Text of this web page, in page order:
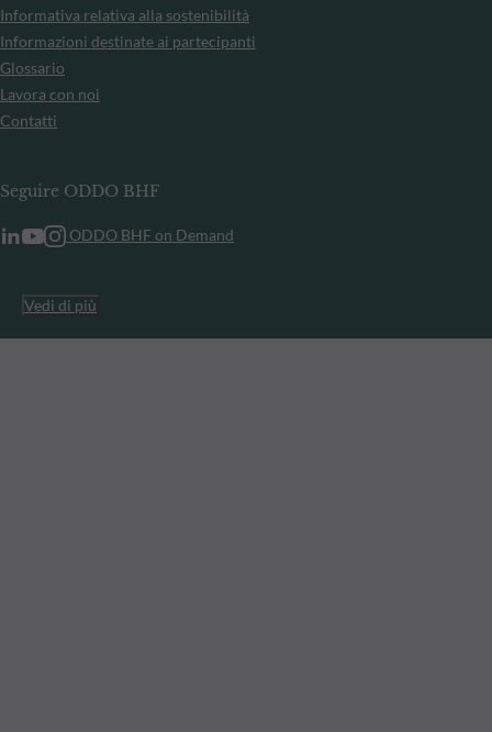
Informativa relativa alla sostenibilità
Informazioni destinate ai partecipanti
Glossario
Lavora con noi
Contatti
Seguire ODDO BHF
ODDO BHF on Demand
Vedi di più